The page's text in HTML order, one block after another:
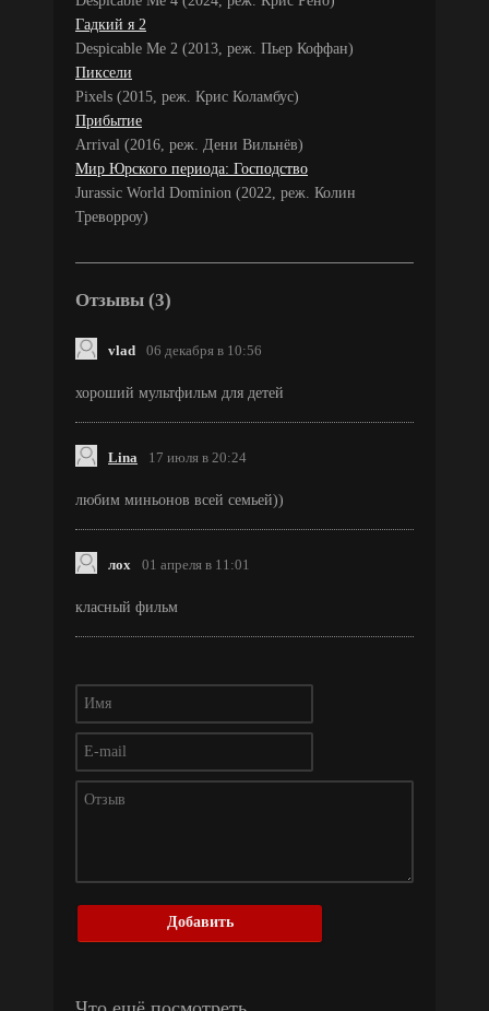
Гадкий я 2
Despicable Me 2 (2013, реж. Пьер Коффан)
Пиксели
Pixels (2015, реж. Крис Коламбус)
Прибытие
Arrival (2016, реж. Дени Вильнёв)
Мир Юрского периода: Господство
Jurassic World Dominion (2022, реж. Колин
Треворроу)
Отзывы (3)
vlad 06 декабря в 10:56
хороший мультфильм для детей
Lina 17 июля в 20:24
любим миньонов всей семьей))
лох 01 апреля в 11:01
класный фильм
Добавить